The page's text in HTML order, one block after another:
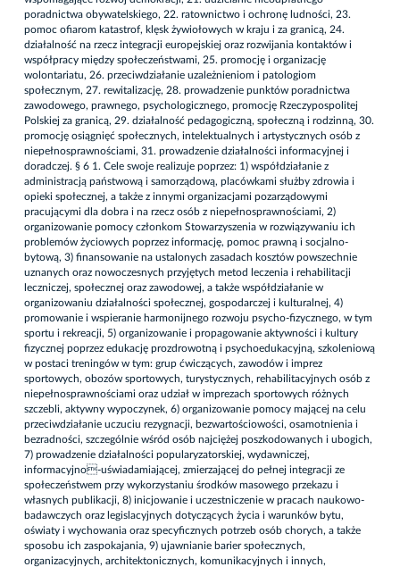
poradnictwa obywatelskiego, 22. ratownictwo i ochronę ludności, 23.
pomoc ofiarom katastrof, klęsk żywiołowych w kraju i za granicą, 24.
działalność na rzecz integracji europejskiej oraz rozwijania kontaktów i
współpracy między społeczeństwami, 25. promocję i organizację
wolontariatu, 26. przeciwdziałanie uzależnieniom i patologiom
społecznym, 27. rewitalizację, 28. prowadzenie punktów poradnictwa
zawodowego, prawnego, psychologicznego, promocję Rzeczypospolitej
Polskiej za granicą, 29. działalność pedagogiczną, społeczną i rodzinną, 30.
promocję osiągnięć społecznych, intelektualnych i artystycznych osób z
niepełnosprawnościami, 31. prowadzenie działalności informacyjnej i
doradczej. § 6 1. Cele swoje realizuje poprzez: 1) współdziałanie z
administracją państwową i samorządową, placówkami służby zdrowia i
opieki społecznej, a także z innymi organizacjami pozarządowymi
pracującymi dla dobra i na rzecz osób z niepełnosprawnościami, 2)
organizowanie pomocy członkom Stowarzyszenia w rozwiązywaniu ich
problemów życiowych poprzez informację, pomoc prawną i socjalno-
bytową, 3) finansowanie na ustalonych zasadach kosztów powszechnie
uznanych oraz nowoczesnych przyjętych metod leczenia i rehabilitacji
leczniczej, społecznej oraz zawodowej, a także współdziałanie w
organizowaniu działalności społecznej, gospodarczej i kulturalnej, 4)
promowanie i wspieranie harmonijnego rozwoju psycho-fizycznego, w tym
sportu i rekreacji, 5) organizowanie i propagowanie aktywności i kultury
fizycznej poprzez edukację prozdrowotną i psychoedukacyjną, szkoleniową
w postaci treningów w tym: grup ćwiczących, zawodów i imprez
sportowych, obozów sportowych, turystycznych, rehabilitacyjnych osób z
niepełnosprawnościami oraz udział w imprezach sportowych różnych
szczebli, aktywny wypoczynek, 6) organizowanie pomocy mającej na celu
przeciwdziałanie uczuciu rezygnacji, bezwartościowości, osamotnienia i
bezradności, szczególnie wśród osób najciężej poszkodowanych i ubogich,
7) prowadzenie działalności popularyzatorskiej, wydawniczej,
informacyjno-uświadamiającej, zmierzającej do pełnej integracji ze
społeczeństwem przy wykorzystaniu środków masowego przekazu i
własnych publikacji, 8) inicjowanie i uczestniczenie w pracach naukowo-
badawczych oraz legislacyjnych dotyczących życia i warunków bytu,
oświaty i wychowania oraz specyficznych potrzeb osób chorych, a także
sposobu ich zaspokajania, 9) ujawnianie barier społecznych,
organizacyjnych, architektonicznych, komunikacyjnych i innych,